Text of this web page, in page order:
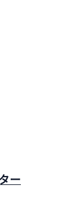
ー